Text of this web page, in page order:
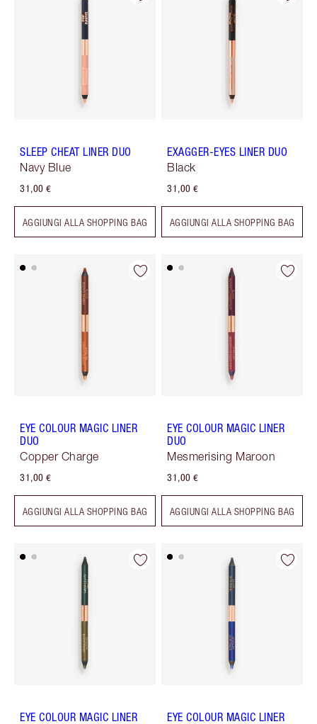
SLEEP CHEAT LINER DUO
Navy Blue
31,00 €
AGGIUNGI ALLA SHOPPING BAG
EXAGGER-EYES LINER DUO
Black
31,00 €
AGGIUNGI ALLA SHOPPING BAG
EYE COLOUR MAGIC LINER
DUO
Copper Charge
31,00 €
AGGIUNGI ALLA SHOPPING BAG
EYE COLOUR MAGIC LINER
DUO
Mesmerising Maroon
31,00 €
AGGIUNGI ALLA SHOPPING BAG
EYE COLOUR MAGIC LINER
EYE COLOUR MAGIC LINER